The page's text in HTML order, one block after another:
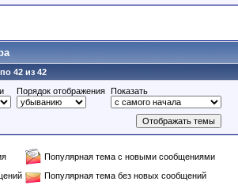
42 из 42
Порядок отображения Показать
Популярная тема с новыми сообщениями
Популярная тема без новых сообщений